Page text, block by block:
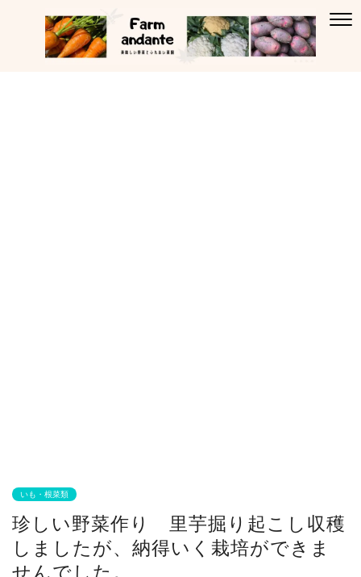
いも・根菜類
珍しい野菜作り 里芋掘り起こし収穫
しましたが、納得いく栽培ができま
せんでした。